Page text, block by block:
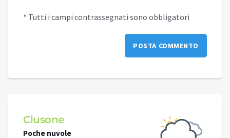
* Tutti i campi contrassegnati sono obbligatori
Clusone
Poche nuvole